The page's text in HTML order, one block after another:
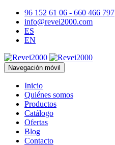
96 152 61 06 - 660 466 797
info@revei2000.com
ES
EN
Navegación móvil
Inicio
Quiénes somos
Productos
Catálogo
Ofertas
Blog
Contacto